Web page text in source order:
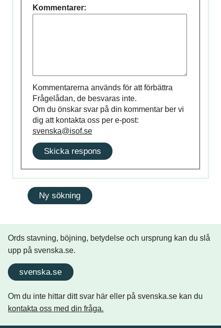
Kommentarer:
Kommentarerna används för att förbättra
Frågelådan, de besvaras inte.
Om du önskar svar på din kommentar ber vi
dig att kontakta oss per e-post:
svenska@isof.se
Skicka respons
Ords stavning, böjning, betydelse och ursprung kan du slå
upp på svenska.se.
svenska.se
Om du inte hittar ditt svar här eller på svenska.se kan du
kontakta oss med din fråga.